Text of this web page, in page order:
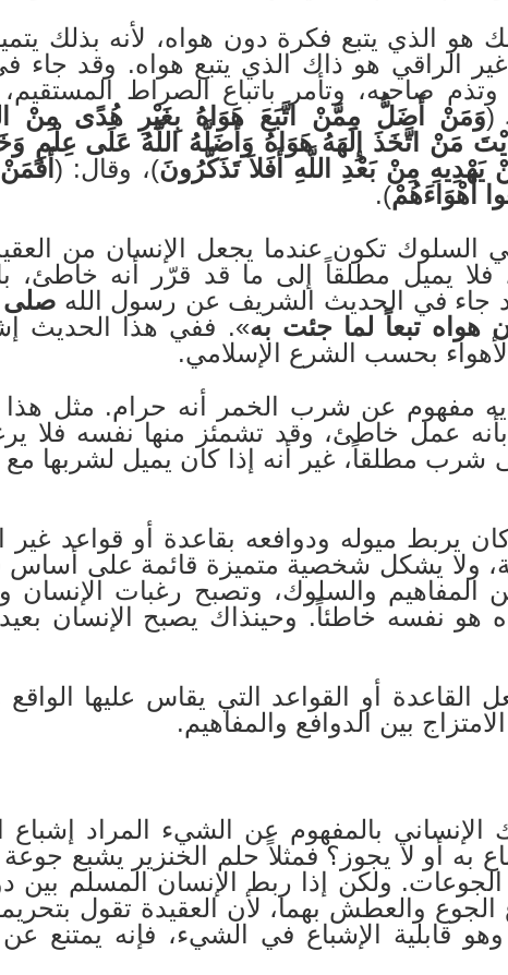
هو الذي يتبع فكرة دون هواه، لأنه بذلك
غير الراقي هو ذاك الذي يتبع هواه. وقد جاء
صاحبه، وتأمر باتباع الصراط
(وَمَنْ أَضَلُّ مِمَّنْ اتَّبَعَ هَوَاهُ بِغَيْرِ هُدًى مِنْ
مَنْ اتَّخَذَ إِلَهَهُ هَوَاهُ وَأَضَلَّهُ اللَّهُ عَلَى
مِنْ بَعْدِ اللَّهِ أَفَلاَ تَذَكَّرُونَ)، وقال: (
أَهْوَاءَهُمْ).
السلوك تكون عندما يجعل الإنسان من
فلا يميل مطلقاً إلى ما قد قرّر أنه
جاء في الحديث الشريف عن رسول الله صلى
تبعاً لما جئت به». ففي هذا الحديث
بحسب الشرع الإسلامي.
مفهوم عن شرب الخمر أنه حرام. مثل
عمل خاطئ، وقد تشمئز منها نفسه فلا
شرب مطلقاً، غير أنه إذا كان يميل لشربها مع
يربط ميوله ودوافعه بقاعدة أو قواعد غير
ولا يشكل شخصية متميزة قائمة على
المفاهيم والسلوك، وتصبح رغبات الإنسان
هو نفسه خاطئاً. وحينذاك يصبح الإنسان
القاعدة أو القواعد التي يقاس عليها
بين الدوافع والمفاهيم.
الإنساني بالمفهوم عن الشيء المراد
به أو لا يجوز؟ فمثلاً حلم الخنزير يشبع
ولكن إذا ربط الإنسان المسلم بين
والعطش بهما، لأن العقيدة تقول
وهو قابلية الإشباع في الشيء، فإنه